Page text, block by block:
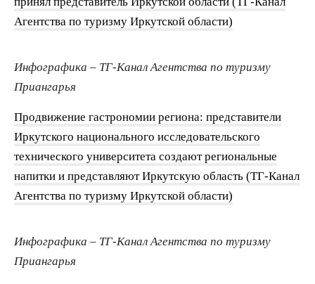
Агентства по туризму Иркутской области)
Инфографика – ТГ-Канал Агентства по туризму
Приангарья
Продвижение гастрономии региона: представители
Иркутского национального исследовательского
технического университета создают региональные
напитки и представляют Иркутскую область (ТГ-Канал
Агентства по туризму Иркутской области)
Инфографика – ТГ-Канал Агентства по туризму
Приангарья